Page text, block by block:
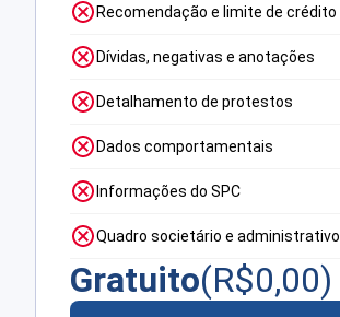
Recomendação e limite de crédito
Dívidas, negativas e anotações
Detalhamento de protestos
Dados comportamentais
Informações do SPC
Quadro societário e administrativo
Gratuito(R$0,00)